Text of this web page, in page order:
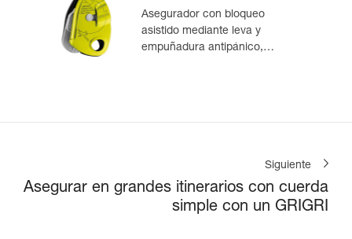
Asegurador con bloqueo
asistido mediante leva y
empuñadura antipánico,
Siguiente
Asegurar en grandes itinerarios con cuerda
simple con un GRIGRI